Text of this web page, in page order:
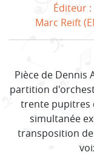
Éditeur :
Marc Reift
Pièce de Dennis
partition
trente pupitres
simultanée
transposition